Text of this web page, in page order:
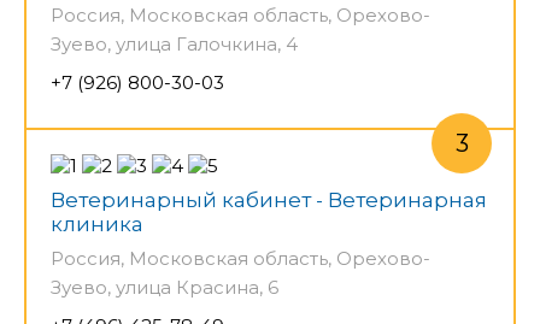
Россия, Московская область, Орехово-
Зуево, улица Галочкина, 4
+7 (926) 800-30-03
Ветеринарный кабинет - Ветеринарная
клиника
Россия, Московская область, Орехово-
Зуево, улица Красина, 6